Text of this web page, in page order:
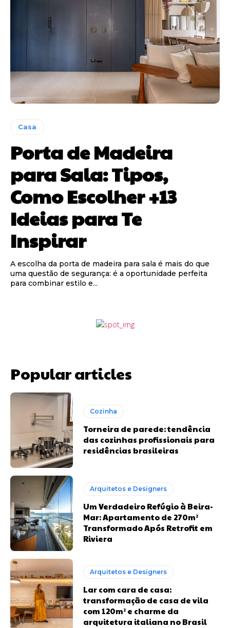
Casa
Porta de Madeira
para Sala: Tipos,
Como Escolher +13
Ideias para Te
Inspirar
A escolha da porta de madeira para sala é mais do que
uma questão de segurança: é a oportunidade perfeita
para combinar estilo e...
Popular articles
Cozinha
Torneira de parede: tendência
das cozinhas profissionais para
residências brasileiras
Arquitetos e Designers
Um Verdadeiro Refúgio à Beira-
Mar: Apartamento de 270m²
Transformado Após Retrofit em
Riviera
Arquitetos e Designers
Lar com cara de casa:
transformação de casa de vila
com 120m² e charme da
arquitetura italiana no Brasil